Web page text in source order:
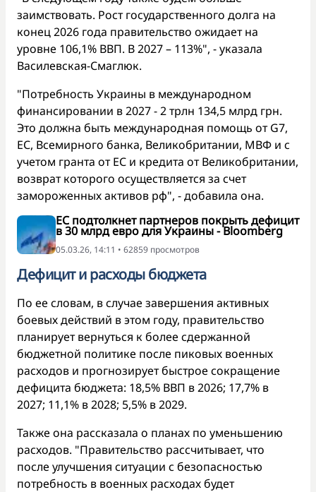
заимствовать. Рост государственного долга на
конец 2026 года правительство ожидает на
уровне 106,1% ВВП. В 2027 – 113%", - указала
Василевская-Смаглюк.
"Потребность Украины в международном
финансировании в 2027 - 2 трлн 134,5 млрд грн.
Это должна быть международная помощь от G7,
ЕС, Всемирного банка, Великобритании, МВФ и с
учетом гранта от ЕС и кредита от Великобритании,
возврат которого осуществляется за счет
замороженных активов рф", - добавила она.
ЕС подтолкнет партнеров покрыть дефицит
в 30 млрд евро для Украины - Bloomberg
05.03.26, 14:11 • 62859 просмотров
Дефицит и расходы бюджета
По ее словам, в случае завершения активных
боевых действий в этом году, правительство
планирует вернуться к более сдержанной
бюджетной политике после пиковых военных
расходов и прогнозирует быстрое сокращение
дефицита бюджета: 18,5% ВВП в 2026; 17,7% в
2027; 11,1% в 2028; 5,5% в 2029.
Также она рассказала о планах по уменьшению
расходов. "Правительство рассчитывает, что
после улучшения ситуации с безопасностью
потребность в военных расходах будет